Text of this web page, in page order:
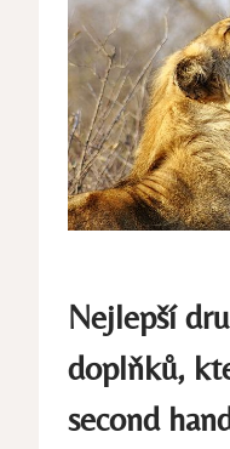
Nejlepší
doplňků,
second